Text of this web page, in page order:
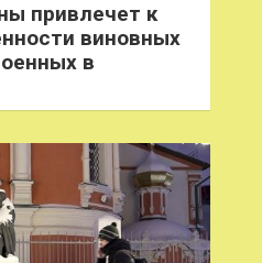
привлечет к
виновных
в